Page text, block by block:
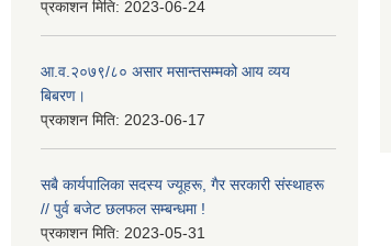
प्रकाशन मिति: 2023-06-24
आ.व.२०७९/८० असार मसान्तसम्मको आय व्यय
बिबरण।
प्रकाशन मिति: 2023-06-17
सबै कार्यपालिका सदस्य ज्यूहरू, गैर सरकारी संस्थाहरू
// पुर्व बजेट छलफल सम्बन्धमा !
प्रकाशन मिति: 2023-05-31